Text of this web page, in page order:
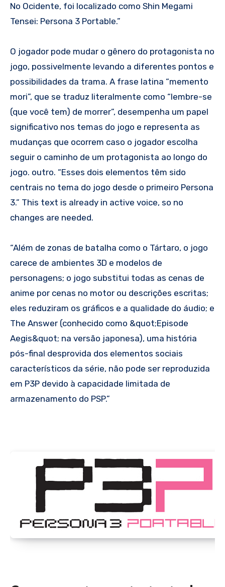
No Ocidente, foi localizado como Shin Megami
Tensei: Persona 3 Portable.”
O jogador pode mudar o gênero do protagonista no
jogo, possivelmente levando a diferentes pontos e
possibilidades da trama. A frase latina “memento
mori”, que se traduz literalmente como “lembre-se
(que você tem) de morrer”, desempenha um papel
significativo nos temas do jogo e representa as
mudanças que ocorrem caso o jogador escolha
seguir o caminho de um protagonista ao longo do
jogo. outro. “Esses dois elementos têm sido
centrais no tema do jogo desde o primeiro Persona
3.” This text is already in active voice, so no
changes are needed.
“Além de zonas de batalha como o Tártaro, o jogo
carece de ambientes 3D e modelos de
personagens; o jogo substitui todas as cenas de
anime por cenas no motor ou descrições escritas;
eles reduziram os gráficos e a qualidade do áudio; e
The Answer (conhecido como &quot;Episode
Aegis&quot; na versão japonesa), uma história
pós-final desprovida dos elementos sociais
característicos da série, não pode ser reproduzida
em P3P devido à capacidade limitada de
armazenamento do PSP.”